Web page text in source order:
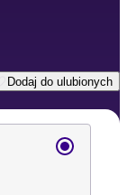
Dodaj do ulubionych